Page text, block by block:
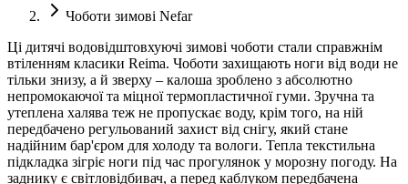
Чоботи зимові Nefar
Ці дитячі водовідштовхуючі зимові чоботи стали справжнім
втіленням класики Reima. Чоботи захищають ноги від води не
тільки знизу, а й зверху – калоша зроблено з абсолютно
непромокаючої та міцної термопластичної гуми. Зручна та
утеплена халява теж не пропускає воду, крім того, на ній
передбачено регульований захист від снігу, який стане
надійним бар'єром для холоду та вологи. Тепла текстильна
підкладка зігріє ноги під час прогулянок у морозну погоду. На
заднику є світловідбивач, а перед каблуком передбачена